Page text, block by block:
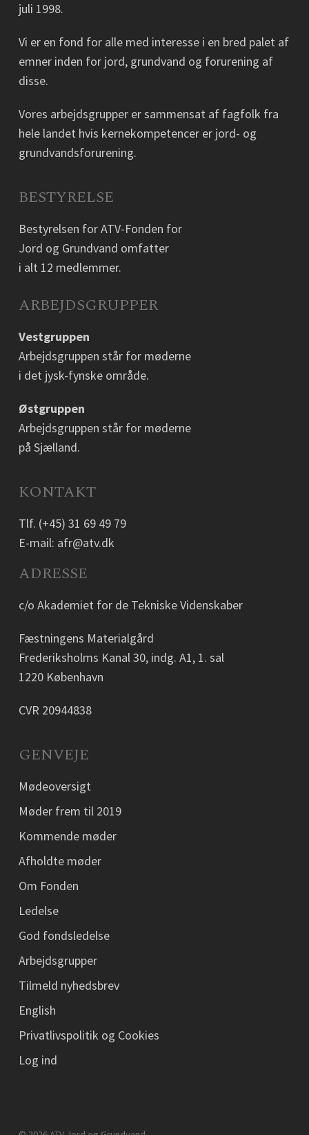
juli 1998.
Vi er en fond for alle med interesse i en bred palet af
emner inden for jord, grundvand og forurening af
disse.
Vores arbejdsgrupper er sammensat af fagfolk fra
hele landet hvis kernekompetencer er jord- og
grundvandsforurening.
BESTYRELSE
Bestyrelsen for ATV-Fonden for
Jord og Grundvand omfatter
i alt 12 medlemmer.
ARBEJDSGRUPPER
Vestgruppen
Arbejdsgruppen står for møderne
i det jysk-fynske område.
Østgruppen
Arbejdsgruppen står for møderne
på Sjælland.
KONTAKT
Tlf. (+45) 31 69 49 79
E-mail: afr@atv.dk
ADRESSE
c/o Akademiet for de Tekniske Videnskaber
Fæstningens Materialgård
Frederiksholms Kanal 30, indg. A1, 1. sal
1220 København
CVR 20944838
GENVEJE
Mødeoversigt
Møder frem til 2019
Kommende møder
Afholdte møder
Om Fonden
Ledelse
God fondsledelse
Arbejdsgrupper
Tilmeld nyhedsbrev
English
Privatlivspolitik og Cookies
Log ind